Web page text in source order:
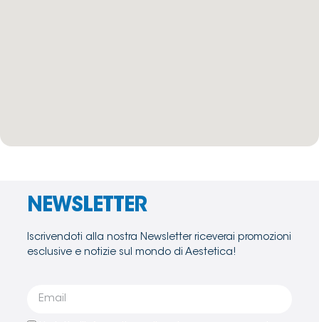
NEWSLETTER
Iscrivendoti alla nostra Newsletter riceverai promozioni
esclusive e notizie sul mondo di Aestetica!